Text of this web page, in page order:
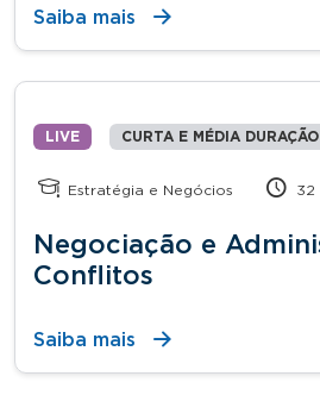
Saiba mais
LIVE CURTA E MÉDIA DURAÇÃO
Estratégia e Negócios 32
Negociação e
Conflitos
Saiba mais